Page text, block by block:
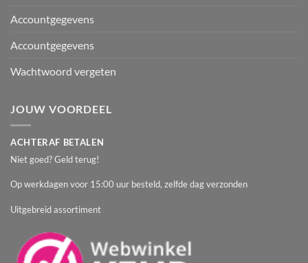
Accountgegevens
Accountgegevens
Wachtwoord vergeten
JOUW VOORDEEL
ACHTERAF BETALEN
Niet goed? Geld terug!
Op werkdagen voor 15:00 uur besteld, zelfde dag verzonden
Uitgebreid assortiment